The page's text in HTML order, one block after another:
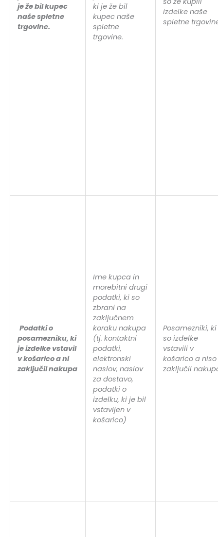
je že bil kupec
naše spletne
trgovine.
ki je že bil
kupec naše
spletne
trgovine.
izdelke naše
spletne
Podatki o
posamezniku, ki
je izdelke vstavil
v košarico a ni
zaključil nakupa
Ime kupca in
morebitni drugi
podatki, ki so
zbrani na
zaključnem
koraku nakupa
(tj. kontaktni
podatki,
elektronski
naslov, naslov
za dostavo,
podatki o
izdelku, ki je bil
vstavljen v
košarico)
Posamezniki, ki
so izdelke
vstavili v
košarico a niso
zaključil